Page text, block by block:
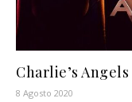
Charlie’s
8 Agosto 2020